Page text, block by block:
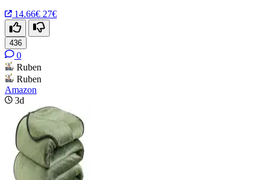
14.66€ 27€
436
0
Ruben
Ruben
Amazon
3d